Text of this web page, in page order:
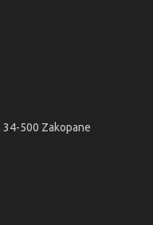
34-500 Zakopane